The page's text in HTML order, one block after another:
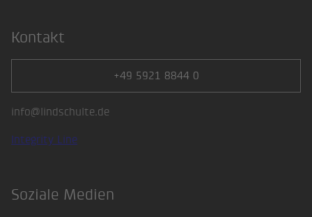
Kontakt
+49 5921 8844 0
info@lindschulte.de
Integrity Line
Soziale Medien